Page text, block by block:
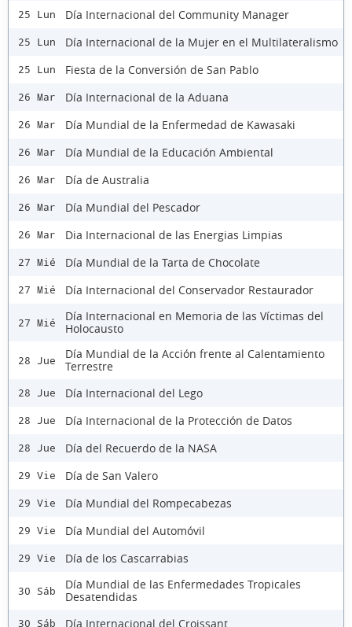
25 Lun Día Internacional del Community Manager
25 Lun Día Internacional de la Mujer en el Multilateralismo
25 Lun Fiesta de la Conversión de San Pablo
26 Mar Día Internacional de la Aduana
26 Mar Día Mundial de la Enfermedad de Kawasaki
26 Mar Día Mundial de la Educación Ambiental
26 Mar Día de Australia
26 Mar Día Mundial del Pescador
26 Mar Dia Internacional de las Energias Limpias
27 Mié Día Mundial de la Tarta de Chocolate
27 Mié Día Internacional del Conservador Restaurador
27 Mié
Día Internacional en Memoria de las Víctimas del
Holocausto
28 Jue
Día Mundial de la Acción frente al Calentamiento
Terrestre
28 Jue Día Internacional del Lego
28 Jue Día Internacional de la Protección de Datos
28 Jue Día del Recuerdo de la NASA
29 Vie Día de San Valero
29 Vie Día Mundial del Rompecabezas
29 Vie Día Mundial del Automóvil
29 Vie Día de los Cascarrabias
30 Sáb
Día Mundial de las Enfermedades Tropicales
Desatendidas
30 Sáb Día Internacional del Croissant